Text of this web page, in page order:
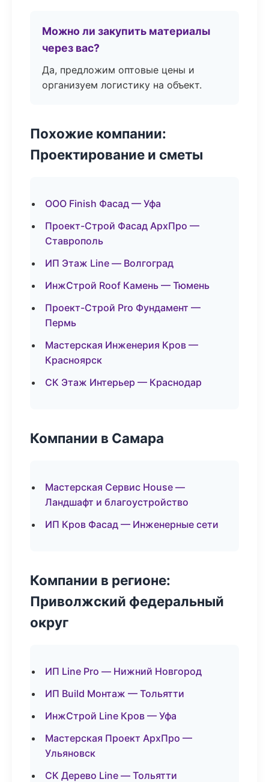
Можно ли закупить материалы
через вас?
Да, предложим оптовые цены и
организуем логистику на объект.
Похожие компании:
Проектирование и сметы
ООО Finish Фасад — Уфа
Проект-Строй Фасад АрхПро —
Ставрополь
ИП Этаж Line — Волгоград
ИнжСтрой Roof Камень — Тюмень
Проект-Строй Pro Фундамент —
Пермь
Мастерская Инженерия Кров —
Красноярск
СК Этаж Интерьер — Краснодар
Компании в Самара
Мастерская Сервис House —
Ландшафт и благоустройство
ИП Кров Фасад — Инженерные сети
Компании в регионе:
Приволжский федеральный
округ
ИП Line Pro — Нижний Новгород
ИП Build Монтаж — Тольятти
ИнжСтрой Line Кров — Уфа
Мастерская Проект АрхПро —
Ульяновск
СК Дерево Line — Тольятти